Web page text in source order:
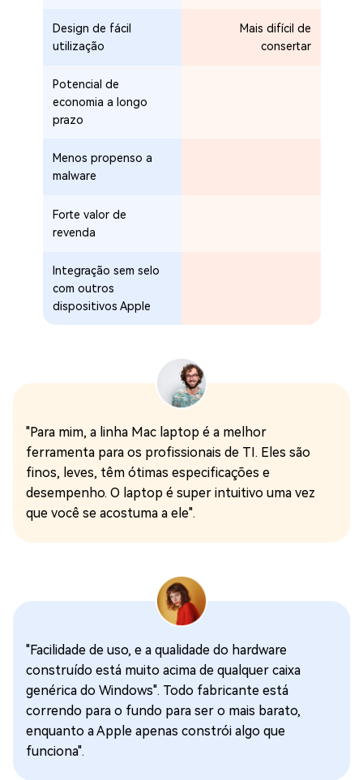
Design de fácil
utilização
Mais difícil de
consertar
Potencial de
economia a longo
prazo
Menos propenso a
malware
Forte valor de
revenda
Integração sem selo
com outros
dispositivos Apple
"Para mim, a linha Mac laptop é a melhor
ferramenta para os profissionais de TI. Eles são
finos, leves, têm ótimas especificações e
desempenho. O laptop é super intuitivo uma vez
que você se acostuma a ele".
"Facilidade de uso, e a qualidade do hardware
construído está muito acima de qualquer caixa
genérica do Windows". Todo fabricante está
correndo para o fundo para ser o mais barato,
enquanto a Apple apenas constrói algo que
funciona".